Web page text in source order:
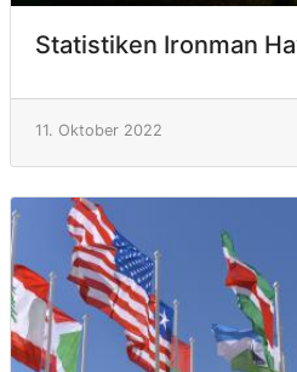
Statistiken Ironman
11. Oktober 2022